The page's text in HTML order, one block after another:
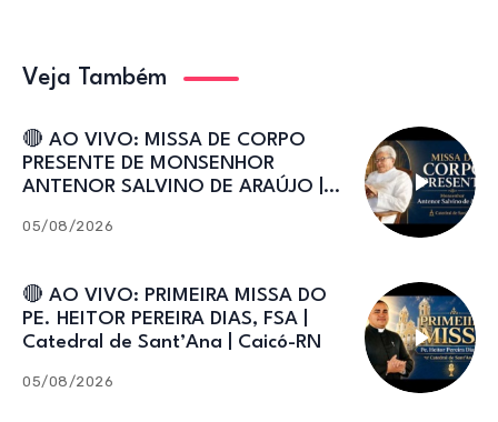
Veja Também
🔴 AO VIVO: MISSA DE CORPO
PRESENTE DE MONSENHOR
ANTENOR SALVINO DE ARAÚJO |
05/08/2026
🔴 AO VIVO: PRIMEIRA MISSA DO
PE. HEITOR PEREIRA DIAS, FSA |
Catedral de Sant’Ana | Caicó-RN
05/08/2026